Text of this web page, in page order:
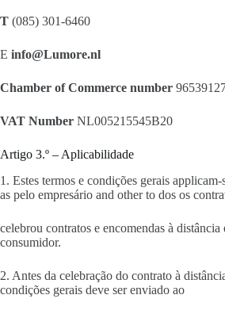
T (085) 301-6460
E info@Lumore.nl
Chamber of Commerce number
VAT Number NL005215545B20
Artigo 3.º – Aplicabilidade
1. Estes termos e condições gerais applicam-
as pelo empresário and other to dos os
celebrou contratos e encomendas à distância
consumidor.
2. Antes da celebração do contrato à
condições gerais deve ser enviado ao